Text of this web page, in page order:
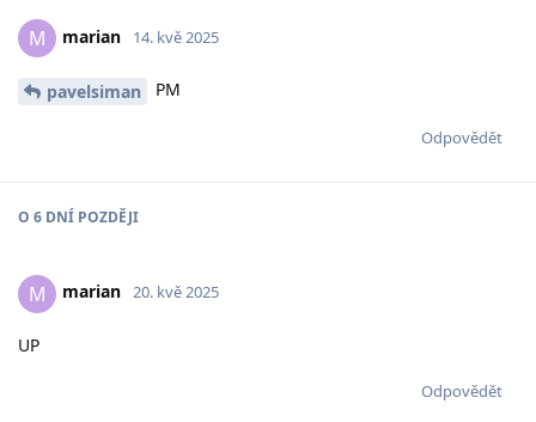
M marian 14. kvě 2025
pavelsiman PM
Odpovědět
O 6 DNÍ POZDĚJI
M marian 20. kvě 2025
UP
Odpovědět